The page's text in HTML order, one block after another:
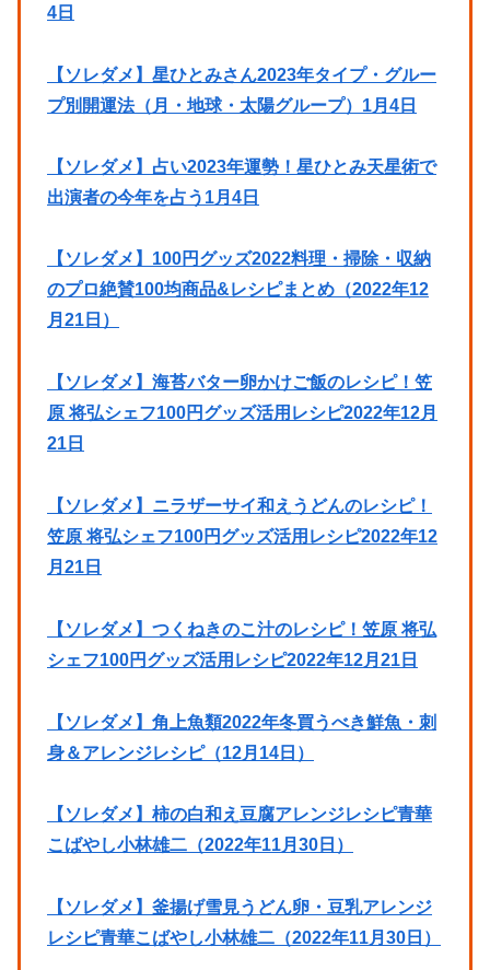
4日
【ソレダメ】星ひとみさん2023年タイプ・グルー
プ別開運法（月・地球・太陽グループ）1月4日
【ソレダメ】占い2023年運勢！星ひとみ天星術で
出演者の今年を占う1月4日
【ソレダメ】100円グッズ2022料理・掃除・収納
のプロ絶賛100均商品&レシピまとめ（2022年12
月21日）
【ソレダメ】海苔バター卵かけご飯のレシピ！笠
原 将弘シェフ100円グッズ活用レシピ2022年12月
21日
【ソレダメ】ニラザーサイ和えうどんのレシピ！
笠原 将弘シェフ100円グッズ活用レシピ2022年12
月21日
【ソレダメ】つくねきのこ汁のレシピ！笠原 将弘
シェフ100円グッズ活用レシピ2022年12月21日
【ソレダメ】角上魚類2022年冬買うべき鮮魚・刺
身＆アレンジレシピ（12月14日）
【ソレダメ】柿の白和え豆腐アレンジレシピ青華
こばやし小林雄二（2022年11月30日）
【ソレダメ】釜揚げ雪見うどん卵・豆乳アレンジ
レシピ青華こばやし小林雄二（2022年11月30日）